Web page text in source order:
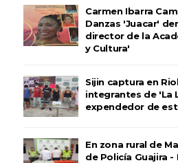
Carmen Ibarra
Danzas 'Juacar'
director de la
y Cultura'
Sijin captura en
integrantes de 'La
expendedor de
En zona rural de
de Policía Guajira -